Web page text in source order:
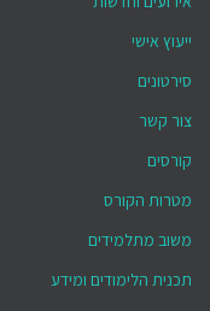
ייעוץ אישי
סירטונים
צור קשר
קורסים
מטרות הקורס
משוב מתלמידים
תכנית הלימודים ומידע